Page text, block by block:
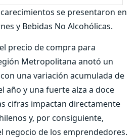
se presentaron en
y Bebidas No Alcohólicas.
precio de compra para
Metropolitana anotó un
una variación acumulada de
año y una fuerte alza a doce
cifras impactan directamente
y, por consiguiente,
negocio de los emprendedores.